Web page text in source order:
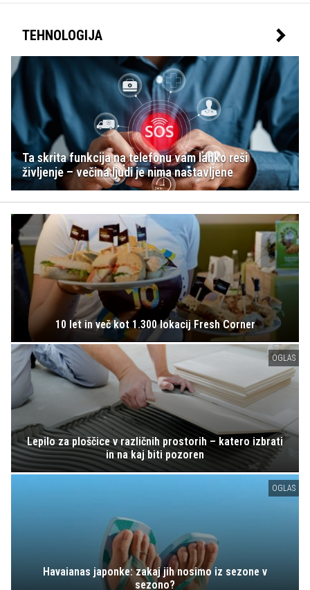
TEHNOLOGIJA
Ta skrita funkcija na telefonu vam lahko reši
življenje – večina ljudi je nima nastavljene
10 let in več kot 1.300 lokacij Fresh Corner
OGLAS
Lepilo za ploščice v različnih prostorih – katero izbrati
in na kaj biti pozoren
OGLAS
Havaianas japonke: zakaj jih nosimo iz sezone v
sezono?